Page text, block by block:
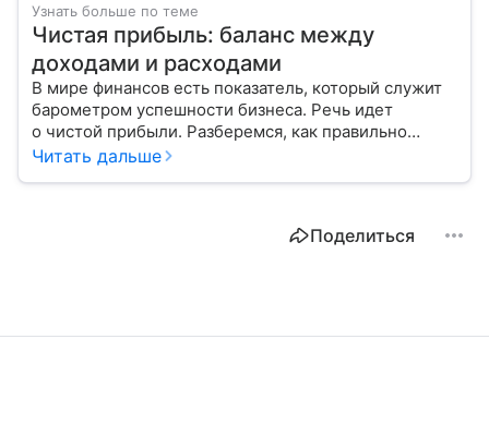
Узнать больше по теме
Чистая прибыль: баланс между
доходами и расходами
В мире финансов есть показатель, который служит
барометром успешности бизнеса. Речь идет
о чистой прибыли. Разберемся, как правильно
ее рассчитать и распределить.
Читать дальше
Поделиться